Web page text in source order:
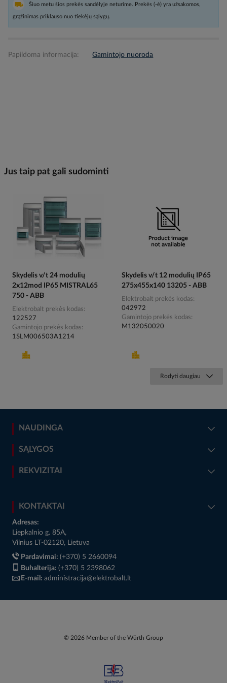
Šiuo metu šios prekės sandėlyje neturime. Prekės (-ė) yra užsakomos,
grąžinimas priklauso nuo tiekėjų sąlygų.
Papildoma informacija: Gamintojo nuoroda
Jus taip pat gali sudominti
Skydelis v/t 24 modulių
2x12mod IP65 MISTRAL65
750 - ABB
Elektrobalt prekės kodas
122527
Gamintojo prekės kodas
1SLM006503A1214
Skydelis v/t 12 modulių IP65
275x455x140 13205 - ABB
Elektrobalt prekės kodas
042972
Gamintojo prekės kodas
M132050020
Rodyti daugiau
NAUDINGA
SĄLYGOS
REKVIZITAI
KONTAKTAI
Adresas:
Liepkalnio g. 85A,
Vilnius LT-02120, Lietuva
Pardavimai: (+370) 5 2660094
Buhalterija: (+370) 5 2398062
E-mail: administracija@elektrobalt.lt
© 2026 Member of the Würth Group